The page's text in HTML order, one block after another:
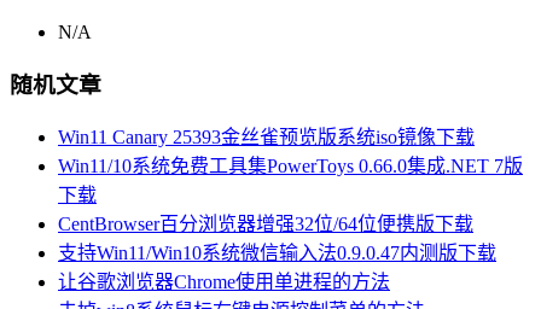
N/A
随机文章
Win11 Canary 25393金丝雀预览版系统iso镜像下载
Win11/10系统免费工具集PowerToys 0.66.0集成.NET 7版
下载
CentBrowser百分浏览器增强32位/64位便携版下载
支持Win11/Win10系统微信输入法0.9.0.47内测版下载
让谷歌浏览器Chrome使用单进程的方法